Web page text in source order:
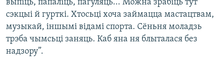
выпіць, папаліць, пагуляць... Можна зрабіць тут
сэкцыі й гурткі. Хтосьці хоча займацца мастацтвам,
музыкай, іншымі відамі спорта. Сёньня моладзь
трэба чымсьці заняць. Каб яна ня блыталася без
надзору”.